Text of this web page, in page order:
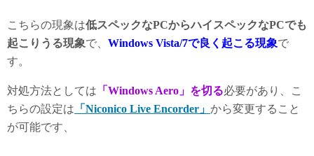
こちらの現象は低スペックなPCからハイスペックなPCでも
起こりうる現象で、 Windows Vista/7で良く起こる現象で
す。
対処方法としては 「Windows Aero」を切る必要があり、こ
ちらの設定は 「Niconico Live Encorder」 から変更すること
が可能です、